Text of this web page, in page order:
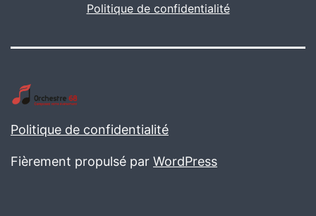
Politique de confidentialité
Politique de confidentialité
Fièrement propulsé par WordPress